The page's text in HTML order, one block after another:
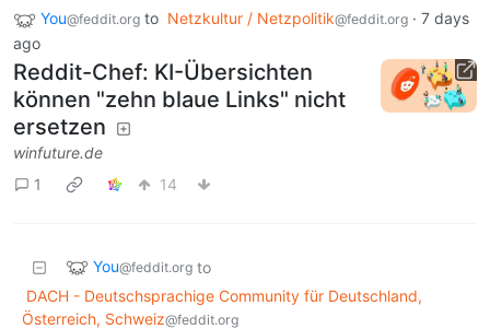
You@feddit.org to Netzkultur / Netzpolitik@feddit.org · 7 days
ago
Reddit-Chef: KI-Übersichten
können "zehn blaue Links" nicht
ersetzen
winfuture.de
1
14
You@feddit.org to
DACH - Deutschsprachige Community für Deutschland,
Österreich, Schweiz@feddit.org